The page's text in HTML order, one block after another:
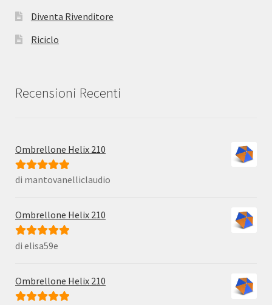
Diventa Rivenditore
Riciclo
Recensioni Recenti
Ombrellone Helix 210
Valutato5su
di mantovanelliclaudio
Ombrellone Helix 210
Valutato5su
di elisa59e
Ombrellone Helix 210